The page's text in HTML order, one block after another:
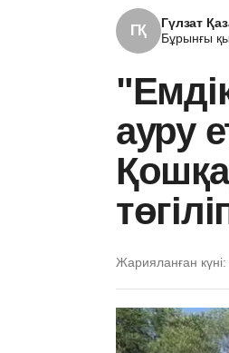
ГҚ
Гүлзат
Бұрынғы
ауру
Жарияланған күні: